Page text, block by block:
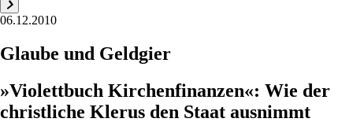
06.12.2010
Glaube und Geldgier
»Violettbuch Kirchenfinanzen«: Wie der
christliche Klerus den Staat ausnimmt